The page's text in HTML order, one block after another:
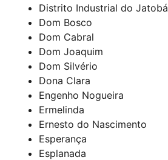
Distrito Industrial do Jatobá
Dom Bosco
Dom Cabral
Dom Joaquim
Dom Silvério
Dona Clara
Engenho Nogueira
Ermelinda
Ernesto do Nascimento
Esperança
Esplanada